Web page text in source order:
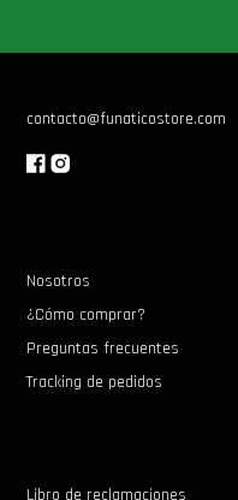
contacto@funaticostore.com
Nosotros
¿Cómo comprar?
Preguntas frecuentes
Tracking de pedidos
Libro de reclamaciones